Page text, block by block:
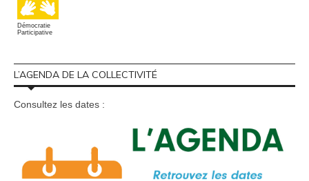
Démocratie
Participative
L’AGENDA DE LA COLLECTIVITÉ
Consultez les dates :